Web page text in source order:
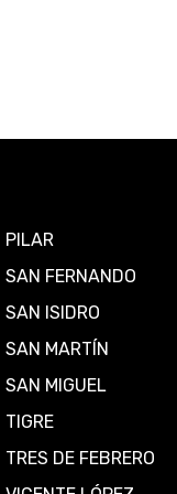
PILAR
SAN FERNANDO
SAN ISIDRO
SAN MARTÍN
SAN MIGUEL
TIGRE
TRES DE FEBRERO